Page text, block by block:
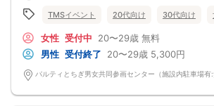
TMSイベント 20代向け 30代向け
女性 受付中 20〜29歳 無料
男性 受付終了 20〜29歳 5,300円